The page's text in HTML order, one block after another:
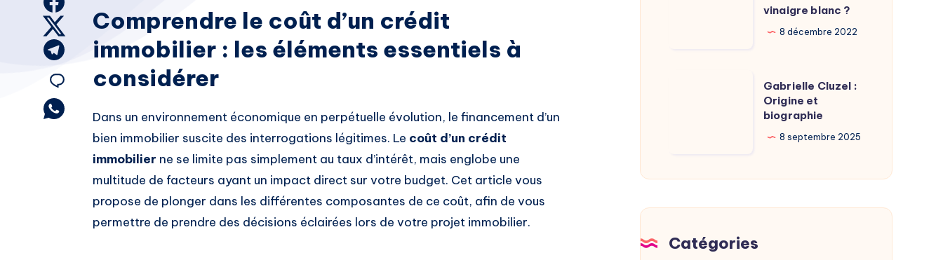
Facebook
Share
Twitter
Share
Telegram
Share
Email
Comprendre le coût d’un crédit
immobilier : les éléments essentiels à
considérer
Dans un environnement économique en perpétuelle évolution, le financement d’un
bien immobilier suscite des interrogations légitimes. Le coût d’un crédit
immobilier ne se limite pas simplement au taux d’intérêt, mais englobe une
multitude de facteurs ayant un impact direct sur votre budget. Cet article vous
propose de plonger dans les différentes composantes de ce coût, afin de vous
permettre de prendre des décisions éclairées lors de votre projet immobilier.
vinaigre blanc ?
8 décembre 2022
biographie
Gabrielle Cluzel :
Origine et
biographie
8 septembre 2025
Catégories